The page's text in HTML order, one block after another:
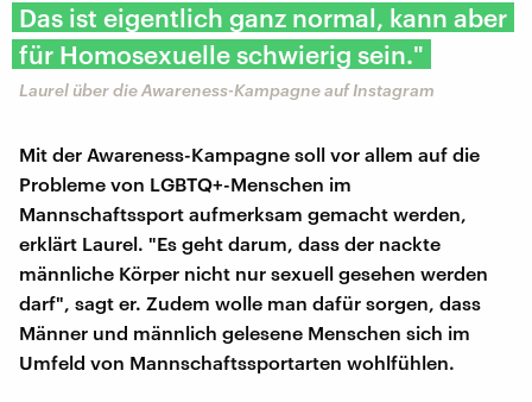
Das ist eigentlich ganz normal, kann aber
für Homosexuelle schwierig sein."
Laurel über die Awareness-Kampagne auf Instagram
Mit der Awareness-Kampagne soll vor allem auf die
Probleme von LGBTQ+-Menschen im
Mannschaftssport aufmerksam gemacht werden,
erklärt Laurel. "Es geht darum, dass der nackte
männliche Körper nicht nur sexuell gesehen werden
darf", sagt er. Zudem wolle man dafür sorgen, dass
Männer und männlich gelesene Menschen sich im
Umfeld von Mannschaftssportarten wohlfühlen.